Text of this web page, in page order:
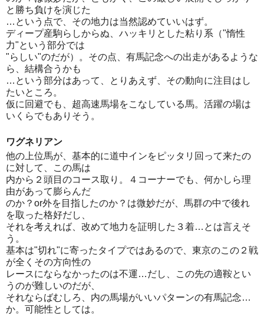
と勝ち負けを演じた
…という点で、その地力は当然認めていいはず。
ディープ産駒らしからぬ、ハッキリとした粘り系（"惰性
力"という部分では
"らしい"のだが）。その点、有馬記念への出走があるような
ら、結構合うかも
…という部分はあって、とりあえず、その動向に注目はし
たいところ。
仮に回避でも、超高速馬場をこなしている馬。活躍の場は
いくらでもありそう。
ワグネリアン
他の上位馬が、基本的に道中インをピッタリ回って来たの
に対して、この馬は
内から２頭目のコース取り。４コーナーでも、何かしら理
由があって膨らんだ
のか？or外を目指したのか？は微妙だが、馬群の中で後れ
を取った格好だし、
それを考えれば、改めて地力を証明した３着…とは言えそ
う。
基本は"切れ"に寄ったタイプではあるので、東京のこの２戦
が全くその方向性の
レースにならなかったのは不運…だし、この先の適鞍とい
うのが難しいのだが、
それならばむしろ、内の馬場がいいパターンの有馬記念…
か。可能性としては。